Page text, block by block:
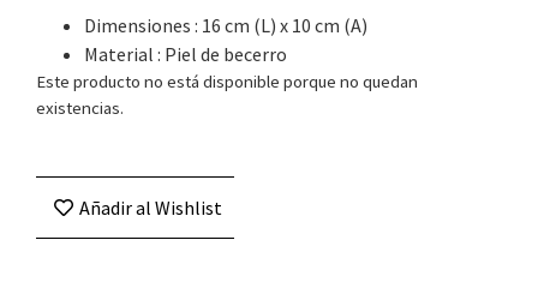
Dimensiones : 16 cm (L) x 10 cm (A)
Material : Piel de becerro
Este producto no está disponible porque no quedan
existencias.
Añadir al Wishlist